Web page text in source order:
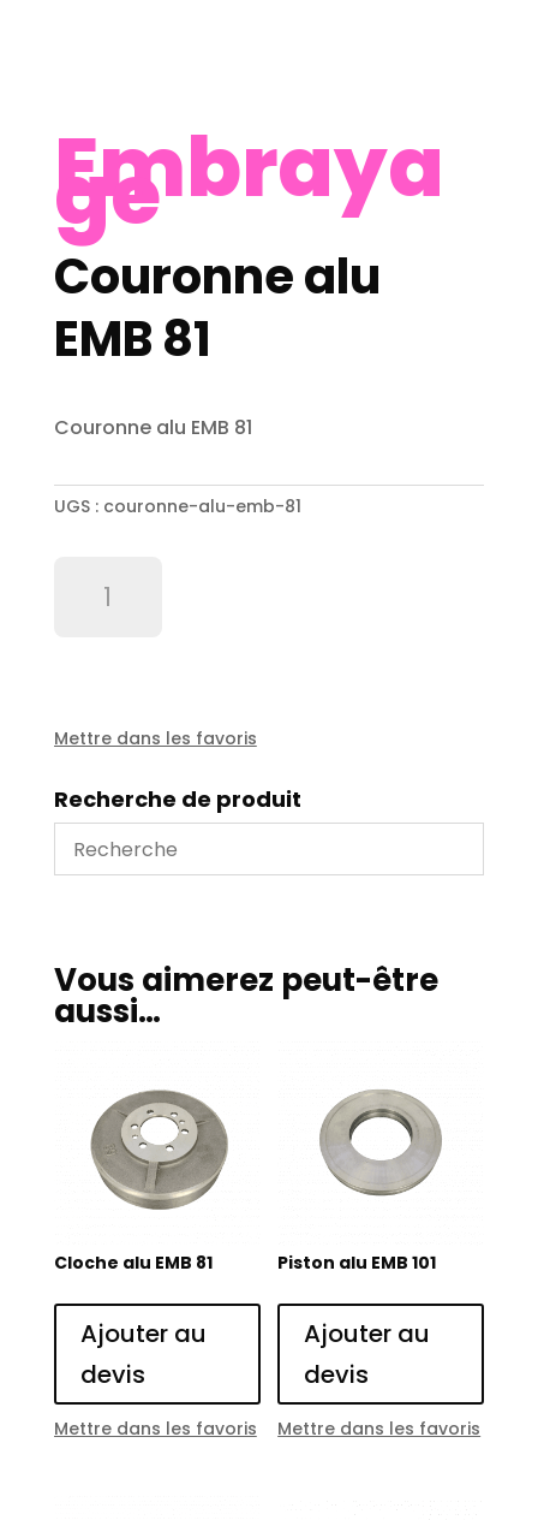
Embraya
ge
Couronne alu
EMB 81
Couronne alu EMB 81
UGS : couronne-alu-emb-81
Mettre dans les favoris
Recherche de produit
Vous aimerez peut-être
aussi…
Cloche alu EMB 81
Ajouter au
devis
Mettre dans les favoris
Piston alu EMB 101
Ajouter au
devis
Mettre dans les favoris